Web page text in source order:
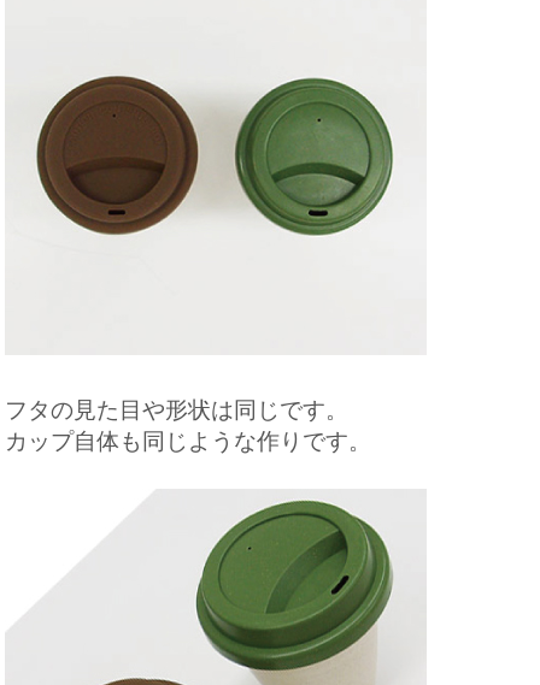
フタの見た目や形状は同じです。
カップ自体も同じような作りです。